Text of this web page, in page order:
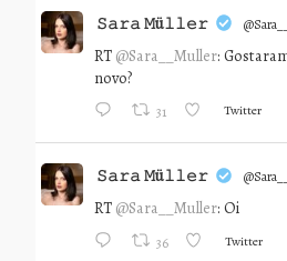
𝚂𝚊𝚛𝚊 𝙼ü𝚕𝚕𝚎𝚛
RT @Sara__Muller:
novo?
31 Twitter
𝚂𝚊𝚛𝚊 𝙼ü𝚕𝚕𝚎𝚛
RT @Sara__Muller: Oi
36 Twitter